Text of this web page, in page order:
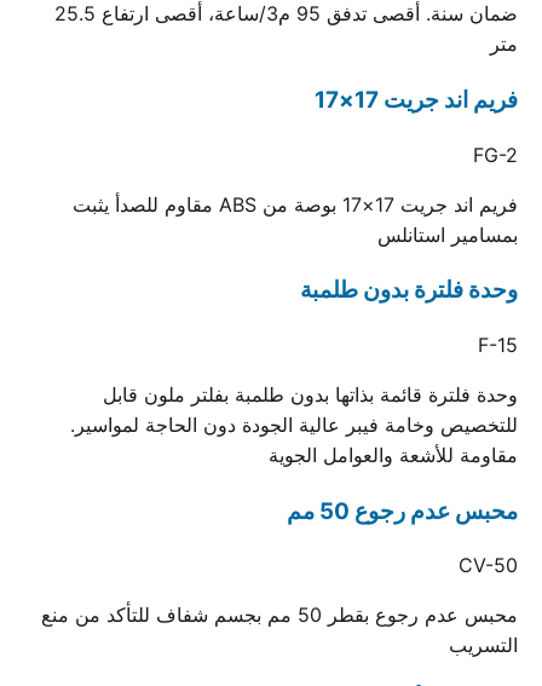
ضمان سنة. أقصى تدفق 95 م3/ساعة، أقصى ارتفاع 25.5
متر
فريم اند جريت 17×17
FG-2
فريم اند جريت 17×17 بوصة من ABS مقاوم للصدأ يثبت
بمسامير استانلس
وحدة فلترة بدون طلمبة
F-15
وحدة فلترة قائمة بذاتها بدون طلمبة بفلتر ملون قابل
للتخصيص وخامة فيبر عالية الجودة دون الحاجة لمواسير.
مقاومة للأشعة والعوامل الجوية
محبس عدم رجوع 50 مم
CV-50
محبس عدم رجوع بقطر 50 مم بجسم شفاف للتأكد من منع
التسريب